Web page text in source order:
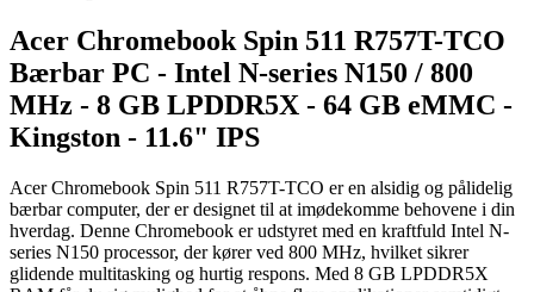
Acer Chromebook Spin 511 R757T-TCO
Bærbar PC - Intel N-series N150 / 800
MHz - 8 GB LPDDR5X - 64 GB eMMC -
Kingston - 11.6" IPS
Acer Chromebook Spin 511 R757T-TCO er en alsidig og pålidelig
bærbar computer, der er designet til at imødekomme behovene i din
hverdag. Denne Chromebook er udstyret med en kraftfuld Intel N-
series N150 processor, der kører ved 800 MHz, hvilket sikrer
glidende multitasking og hurtig respons. Med 8 GB LPDDR5X